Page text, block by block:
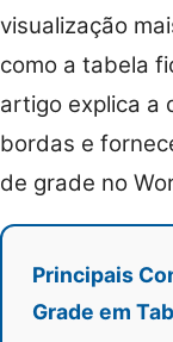
visualização
como a tabela
artigo explica a
bordas e
de grade no
Principais
Grade em